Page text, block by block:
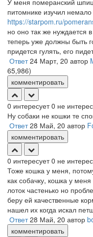
У меня померанский
питомнике изучил
https://starpom.ru/
но оно так же нуждается
теперь уже должны быть
придется гулять, его
Ответ 24 Март, 20 автор
65,986)
комментировать
0 интересует 0 не
Ну собаки не кошки те
Ответ 28 Май, 20 автор
комментировать
0 интересует 0 не
Тоже кошка у меня,
как собачку, кошка у
лоток частенько но
беру ей качественные
нашел их когда искал
Ответ 28 Май, 20 автор
комментировать